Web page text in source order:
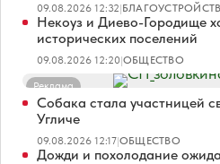
09.08.2026 12:32|
Некоуз и Диево-Городище
исторических поселений
09.08.2026 12:20|ОБЩЕСТВО
Реклама
Собака стала участницей
Угличе
09.08.2026 12:17|ОБЩЕСТВО
Дожди и похолодание